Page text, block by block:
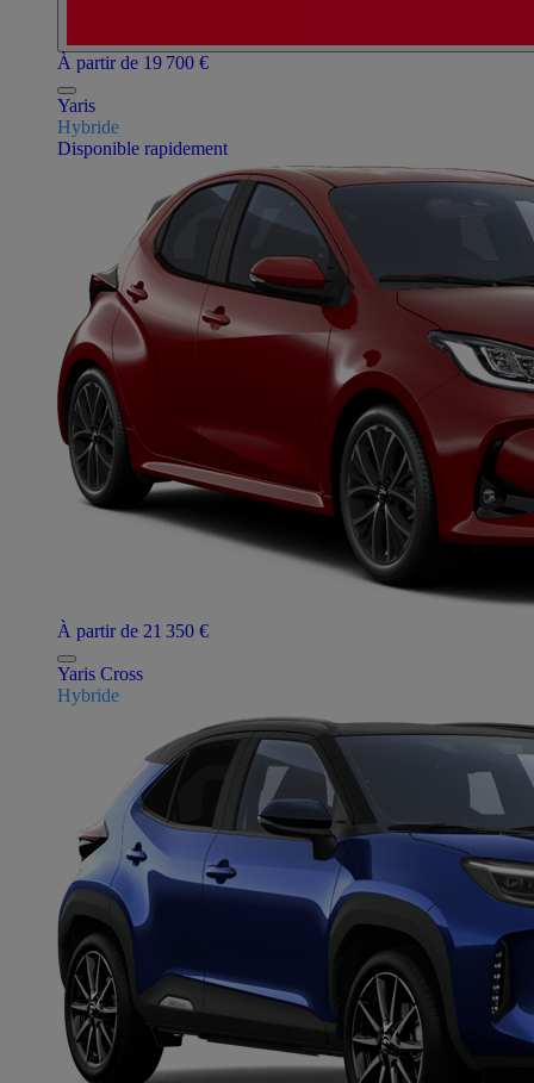
À partir de 19 700 €
Yaris
Hybride
Disponible rapidement
À partir de 21 350 €
Yaris Cross
Hybride